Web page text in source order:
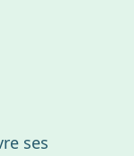
ses